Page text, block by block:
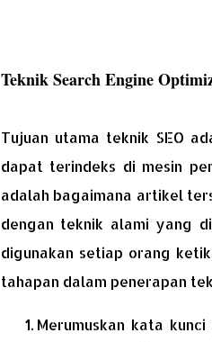
Teknik Search Engine
Tujuan utama teknik SEO
dapat terindeks di mesin
adalah bagaimana artikel
dengan teknik alami yang
digunakan setiap orang
tahapan dalam penerapan
Merumuskan kata